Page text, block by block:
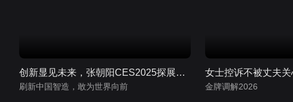
创新显见未来，张朝阳CES2025探展TCL
刷新中国智造，敢为世界向前 金牌调解2026